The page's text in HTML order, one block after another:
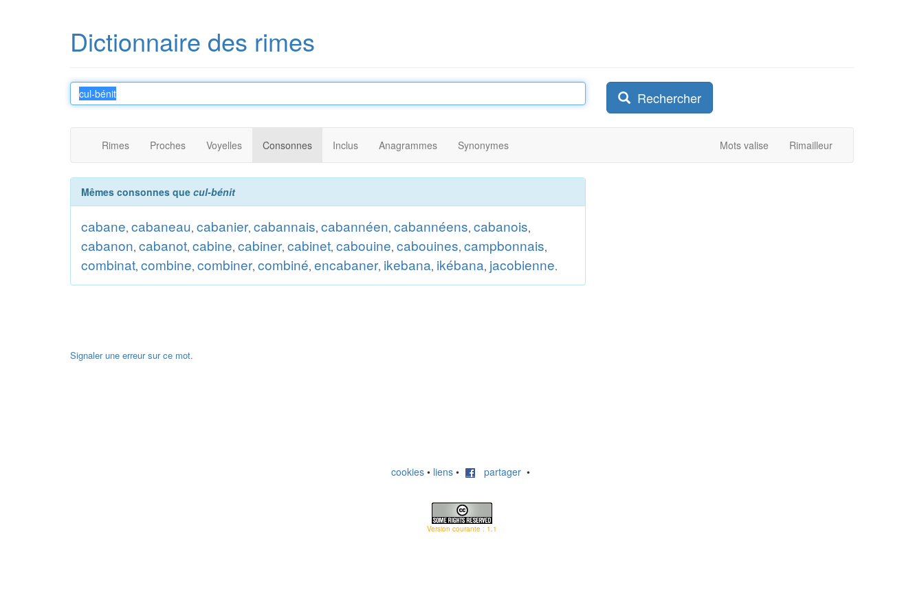
Dictionnaire des rimes
Rechercher
Rimes Proches Voyelles Consonnes Inclus Anagrammes Synonymes Mots valise Rimailleur
Mêmes consonnes que cul-bénit
cabane, cabaneau, cabanier, cabannais, cabannéen, cabannéens, cabanois,
cabanon, cabanot, cabine, cabiner, cabinet, cabouine, cabouines, campbonnais,
combinat, combine, combiner, combiné, encabaner, ikebana, ikébana, jacobienne.
Signaler une erreur sur ce mot.
cookies • liens • partager •
Version courante : 1.1